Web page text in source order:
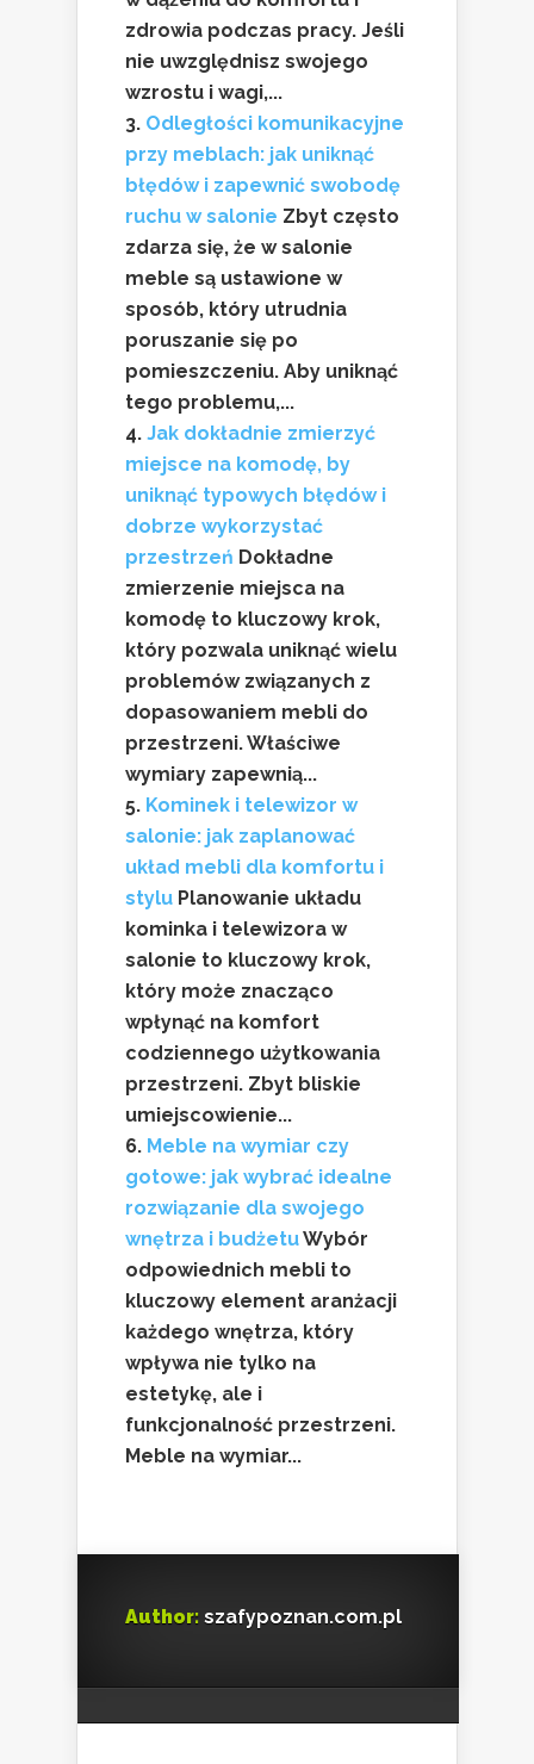
zdrowia podczas pracy. Jeśli
nie uwzględnisz swojego
wzrostu i wagi,...
Odległości komunikacyjne
przy meblach: jak uniknąć
błędów i zapewnić swobodę
ruchu w salonie Zbyt często
zdarza się, że w salonie
meble są ustawione w
sposób, który utrudnia
poruszanie się po
pomieszczeniu. Aby uniknąć
tego problemu,...
Jak dokładnie zmierzyć
miejsce na komodę, by
uniknąć typowych błędów i
dobrze wykorzystać
przestrzeń Dokładne
zmierzenie miejsca na
komodę to kluczowy krok,
który pozwala uniknąć wielu
problemów związanych z
dopasowaniem mebli do
przestrzeni. Właściwe
wymiary zapewnią...
Kominek i telewizor w
salonie: jak zaplanować
układ mebli dla komfortu i
stylu Planowanie układu
kominka i telewizora w
salonie to kluczowy krok,
który może znacząco
wpłynąć na komfort
codziennego użytkowania
przestrzeni. Zbyt bliskie
umiejscowienie...
Meble na wymiar czy
gotowe: jak wybrać idealne
rozwiązanie dla swojego
wnętrza i budżetuWybór
odpowiednich mebli to
kluczowy element aranżacji
każdego wnętrza, który
wpływa nie tylko na
estetykę, ale i
funkcjonalność przestrzeni.
Meble na wymiar...
Author: szafypoznan.com.pl